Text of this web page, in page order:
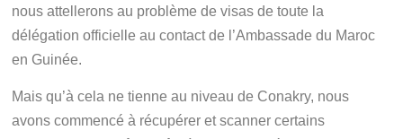
nous attellerons au problème de visas de toute la
délégation officielle au contact de l’Ambassade du Maroc
en Guinée.
Mais qu’à cela ne tienne au niveau de Conakry, nous
avons commencé à récupérer et scanner certains